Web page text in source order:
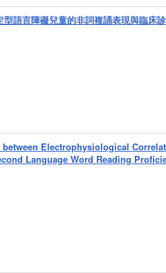
型語言障礙兒童的非詞複誦表現與臨床
Electrophysiological
Language Word Reading